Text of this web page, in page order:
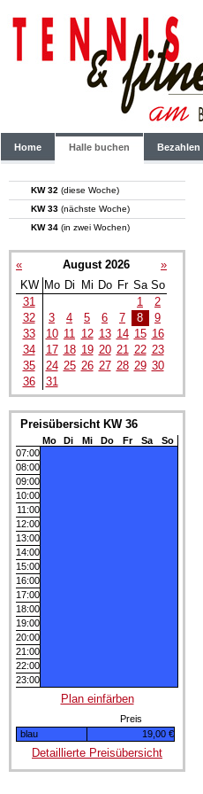
Home Halle buchen Bezahlen
KW 32 (diese Woche)
KW 33 (nächste Woche)
KW 34 (in zwei Wochen)
« August 2026
»
KW Mo Di Mi Do Fr Sa So
31
1
2
32
3 4 5 6 7 8
9
33
10 11 12 13 14 15 16
34
17 18 19 20 21 22 23
35
24 25 26 27 28 29 30
36
31
Preisübersicht KW 36
Mo Di Mi Do Fr Sa
So
07:00
08:00
09:00
10:00
11:00
12:00
13:00
14:00
15:00
16:00
17:00
18:00
19:00
20:00
21:00
22:00
23:00
Plan einfärben
Preis
blau
19,00 €
Detaillierte Preisübersicht